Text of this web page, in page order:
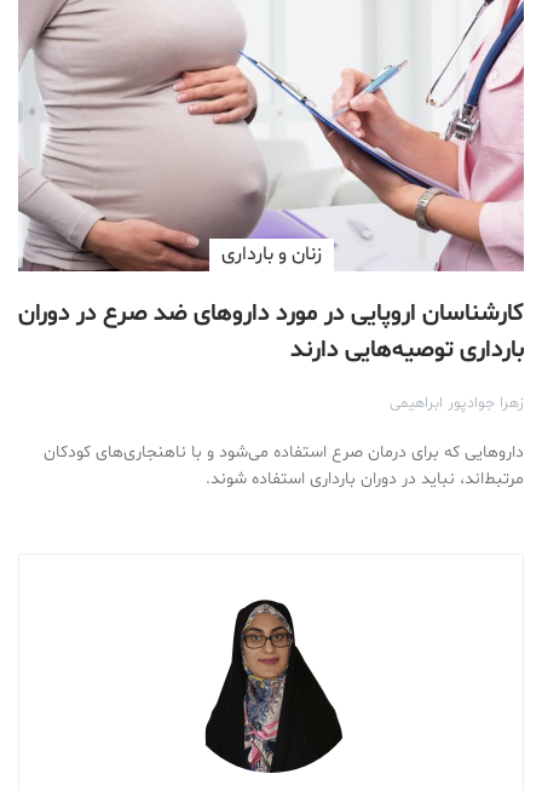
زنان و بارداری
کارشناسان اروپایی در مورد داروهای ضد صرع در دوران
بارداری توصیه‌هایی‌ دارند
زهرا جوادپور ابراهیمی
داروهایی که برای درمان صرع استفاده می‌شود و با ناهنجاری‌های کودکان
مرتبط‌اند، نباید در دوران بارداری استفاده شوند.